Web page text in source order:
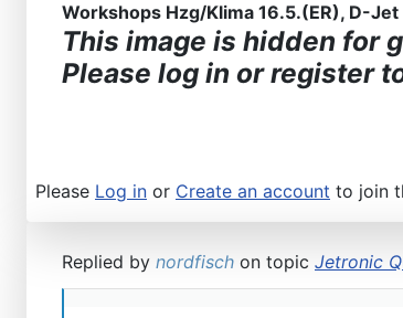
Workshops Hzg/Klima 16.5.(ER), D-
This image is hidden for
Please log in or register
Please Log in or Create an account to join
Replied by nordfisch on topic Jetronic